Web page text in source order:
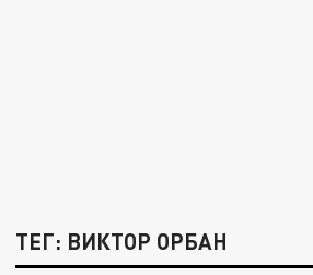
ТЕГ: ВИКТОР ОРБАН